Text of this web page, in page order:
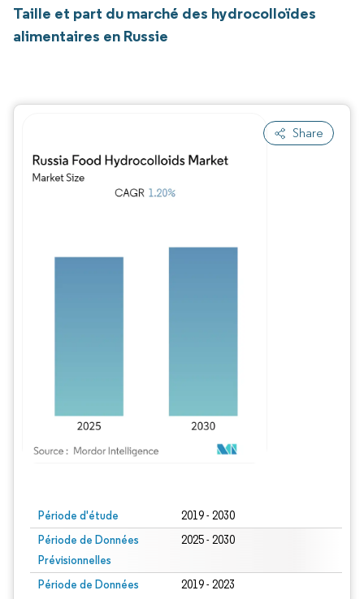
Taille et part du marché des hydrocolloïdes
alimentaires en Russie
Share
Période d'étude 2019 - 2030
Période de Données
Prévisionnelles
2025 - 2030
Période de Données
2019 - 2023